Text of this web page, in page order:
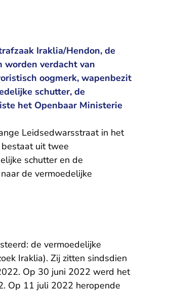
Iraklia/Hendon, de
worden verdacht van
oogmerk, wapenbezit
schutter, de
het Openbaar Ministerie
Leidsedwarsstraat in het
uit twee
schutter en de
de vermoedelijke
de vermoedelijke
Iraklia). Zij zitten sindsdien
Op 30 juni 2022 werd het
Op 11 juli 2022 heropende